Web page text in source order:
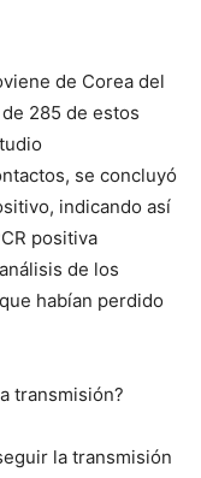
de Corea del
285 de estos
se concluyó
indicando así
positiva
de los
habían perdido
transmisión?
la transmisión